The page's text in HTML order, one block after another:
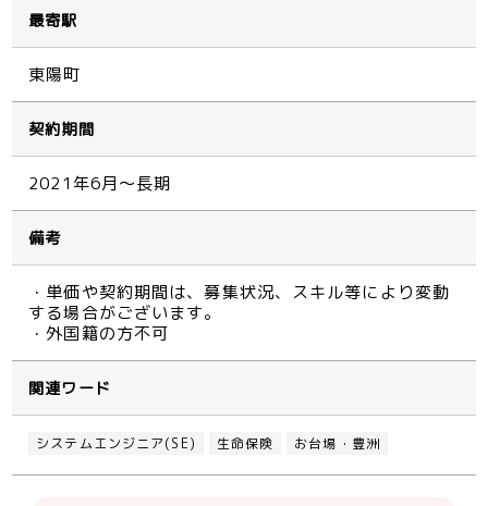
最寄駅
東陽町
契約期間
2021年6月～長期
備考
・単価や契約期間は、募集状況、スキル等により変動
する場合がございます。
・外国籍の方不可
関連ワード
システムエンジニア(SE) 生命保険 お台場・豊洲